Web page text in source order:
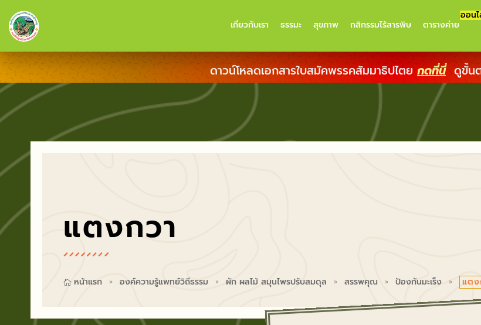
เกี่ยวกับเรา ธรรมะ สุขภาพ กสิกรรมไร้สารพิษ ตารางค่าย
ออน
ดาวน์โหลดเอกสารใบสมัคพรรคสัมมาธิปไตยกดที่นี่ ดูขั้น
แตงกวา
 หน้าแรก 9 องค์ความรู้แพทย์วิถีธรรม 9 ผัก ผลไม้ สมุนไพรปรับสมดุล 9 สรรพคุณ 9 ป้องกันมะเร็ง 9 แตง